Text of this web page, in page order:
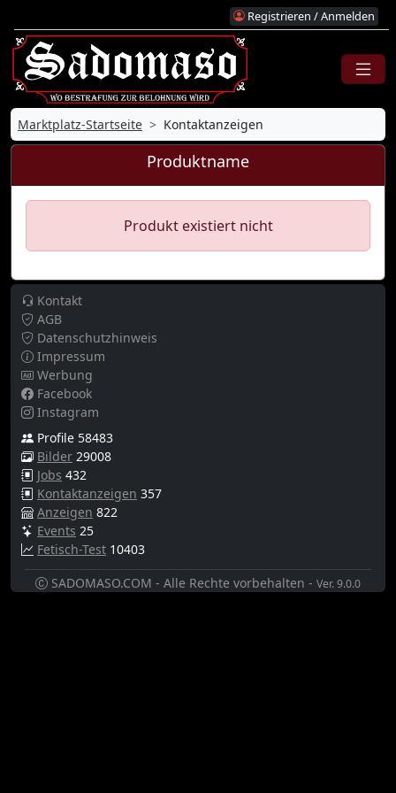
Registrieren / Anmelden
Marktplatz-Startseite Kontaktanzeigen
Produktname
Produkt existiert nicht
Kontakt
AGB
Datenschutzhinweis
Impressum
Werbung
Facebook
Instagram
Profile 58483
Bilder 29008
Jobs 432
Kontaktanzeigen 357
Anzeigen 822
Events 25
Fetisch-Test 10403
SADOMASO.COM - Alle Rechte vorbehalten - Ver. 9.0.0